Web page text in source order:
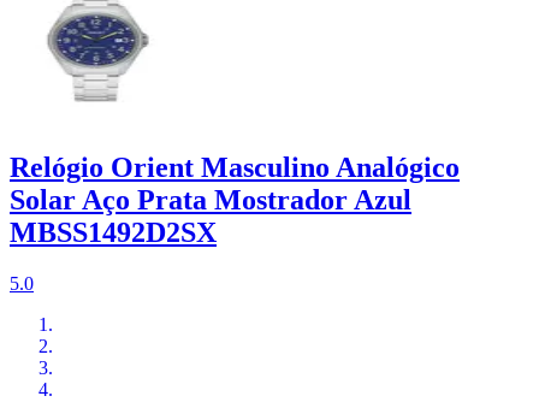
Relógio Orient Masculino Analógico
Solar Aço Prata Mostrador Azul
MBSS1492D2SX
5.0